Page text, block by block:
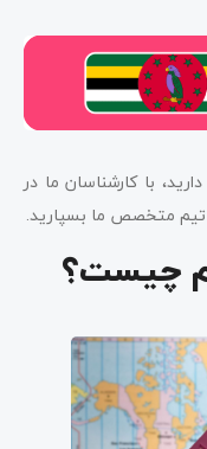
با کارشناسان ما در
تیم متخصص ما بسپارید.
چیست؟